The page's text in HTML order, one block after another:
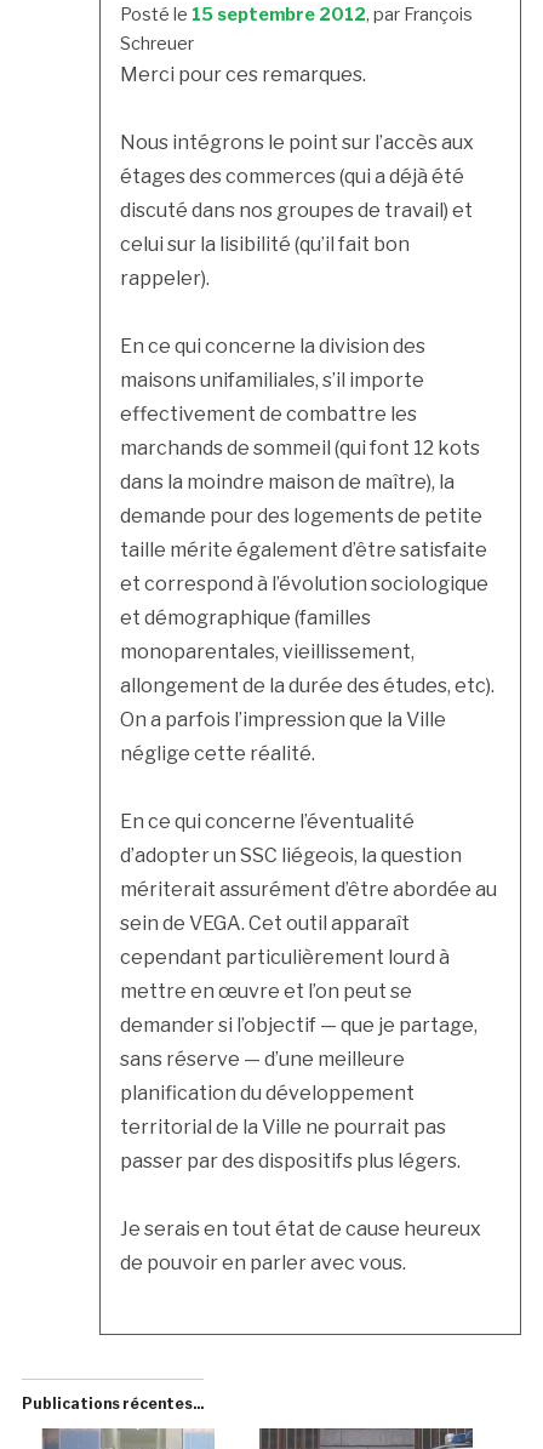
Posté le 15 septembre 2012, par François
Schreuer
Merci pour ces remarques.
Nous intégrons le point sur l’accès aux
étages des commerces (qui a déjà été
discuté dans nos groupes de travail) et
celui sur la lisibilité (qu’il fait bon
rappeler).
En ce qui concerne la division des
maisons unifamiliales, s’il importe
effectivement de combattre les
marchands de sommeil (qui font 12 kots
dans la moindre maison de maître), la
demande pour des logements de petite
taille mérite également d’être satisfaite
et correspond à l’évolution sociologique
et démographique (familles
monoparentales, vieillissement,
allongement de la durée des études, etc).
On a parfois l’impression que la Ville
néglige cette réalité.
En ce qui concerne l’éventualité
d’adopter un SSC liégeois, la question
mériterait assurément d’être abordée au
sein de VEGA. Cet outil apparaît
cependant particulièrement lourd à
mettre en œuvre et l’on peut se
demander si l’objectif — que je partage,
sans réserve — d’une meilleure
planification du développement
territorial de la Ville ne pourrait pas
passer par des dispositifs plus légers.
Je serais en tout état de cause heureux
de pouvoir en parler avec vous.
Publications récentes...